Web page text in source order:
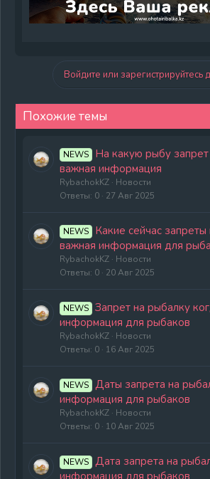
Войдите или зарегистрируйтесь
Похожие темы
NEWS
На какую рыбу запрет
важная информация
RybachokKZ
Новости
Ответы 0 27 Авг 2025
NEWS
Какие сейчас
важная информация для
RybachokKZ
Новости
Ответы 0 20 Авг 2025
NEWS Запрет на рыбалку
информация для рыбаков
RybachokKZ
Новости
Ответы 0 16 Авг 2025
NEWS Даты запрета на
информация для рыбаков
RybachokKZ
Новости
Ответы 0 10 Авг 2025
NEWS Дата запрета на
информация для рыбаков